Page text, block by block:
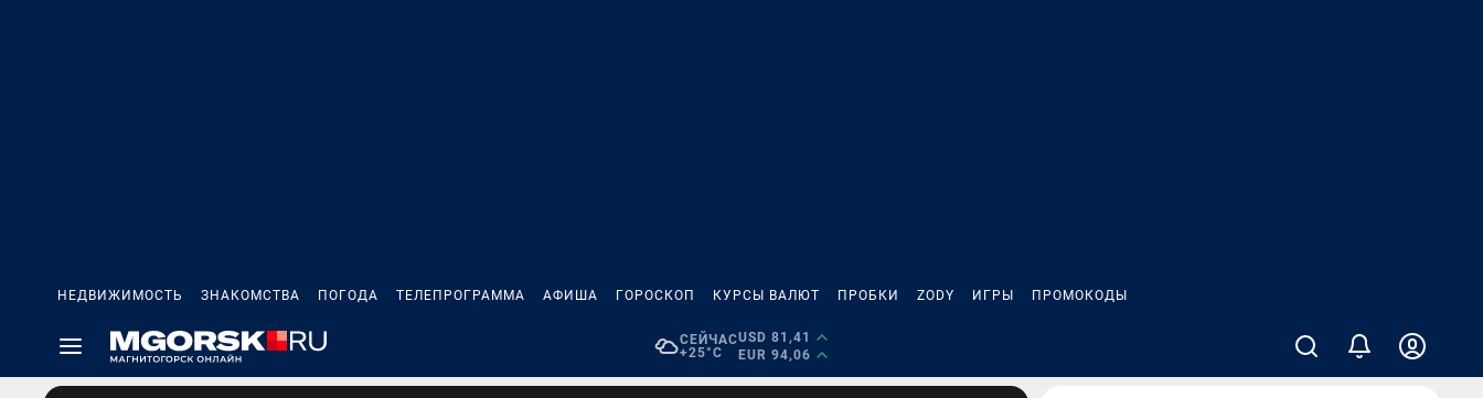
НЕДВИЖИМОСТЬ ЗНАКОМСТВА ПОГОДА ТЕЛЕПРОГРАММА АФИША ГОРОСКОП КУРСЫ ВАЛЮТ ПРОБКИ ZODY ИГРЫ ПРОМОКОДЫ
СЕЙЧАС
+25°C
USD 81,41
EUR 94,06